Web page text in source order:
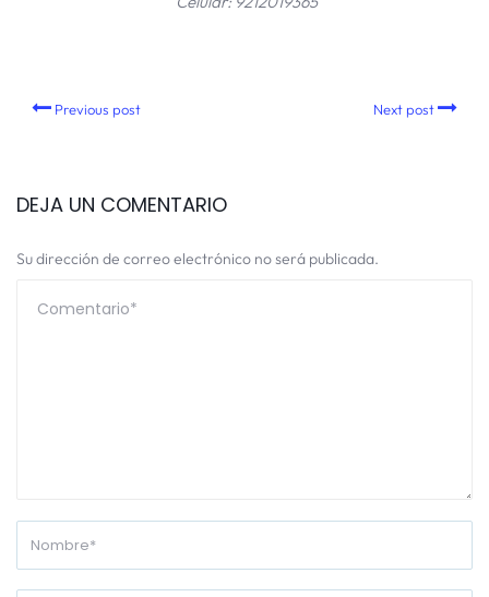
Previous post Next post
DEJA UN COMENTARIO
Su dirección de correo electrónico no será publicada.